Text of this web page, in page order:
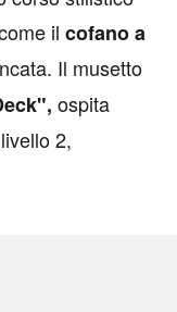
il cofano a
Il musetto
ospita
2,